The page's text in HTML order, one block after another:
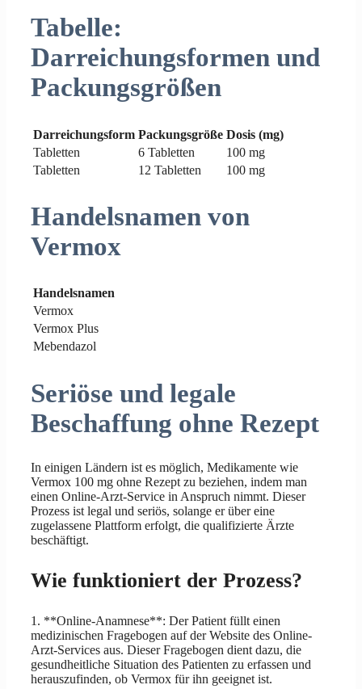
Tabelle:
Darreichungsformen und
Packungsgrößen
Darreichungsform Packungsgröße Dosis (mg)
Tabletten
6 Tabletten
100 mg
Tabletten
12 Tabletten 100 mg
Handelsnamen von
Vermox
Handelsnamen
Vermox
Vermox Plus
Mebendazol
Seriöse und legale
Beschaffung ohne Rezept
In einigen Ländern ist es möglich, Medikamente wie
Vermox 100 mg ohne Rezept zu beziehen, indem man
einen Online-Arzt-Service in Anspruch nimmt. Dieser
Prozess ist legal und seriös, solange er über eine
zugelassene Plattform erfolgt, die qualifizierte Ärzte
beschäftigt.
Wie funktioniert der Prozess?
1. **Online-Anamnese**: Der Patient füllt einen
medizinischen Fragebogen auf der Website des Online-
Arzt-Services aus. Dieser Fragebogen dient dazu, die
gesundheitliche Situation des Patienten zu erfassen und
herauszufinden, ob Vermox für ihn geeignet ist.